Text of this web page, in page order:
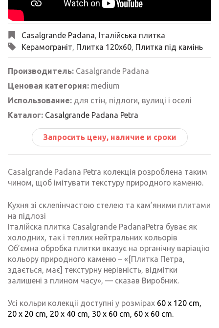
Casalgrande Padana, Італійська плитка
Керамограніт, Плитка 120х60, Плитка під камінь
Производитель: Casalgrande Padana
Ценовая категория: medium
Использование: для стін, підлоги, вулиці і оселі
Каталог: Casalgrande Padana Petra
Запросить цену, наличие и сроки
Casalgrande Padana Petra колекція розроблена таким
чином, щоб імітувати текстуру природного каменю.
Кухня зі склепінчастою стелею та кам’яними плитами
на підлозі
Італійска плитка Casalgrande PadanaPetra буває як
холодних, так і теплих нейтральних кольорів
Об’ємна обробка плитки вказує на органічну варіацію
кольору природного каменю – «[Плитка Петра,
здається, має] текстурну нерівність, відмітки
залишені з плином часу», — сказав Виробник.
Усі кольри колекціі доступні у розмірах 60 x 120 cm,
20 x 20 cm, 20 x 40 cm, 30 x 60 cm, 60 x 60 cm.